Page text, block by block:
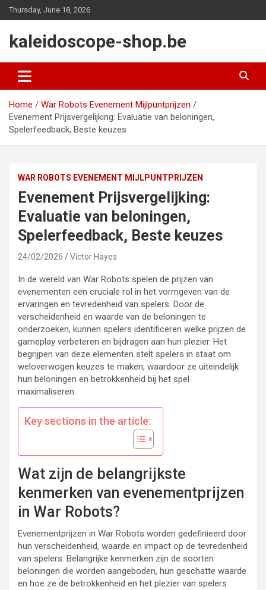
Skip
to
Thursday, June 18, 2026
kaleidoscope-shop.be
Home
War Robots Evenement Mijlpuntprijzen
Evenement Prijsvergelijking: Evaluatie van beloningen,
Spelerfeedback, Beste keuzes
WAR ROBOTS EVENEMENT MIJLPUNTPRIJZEN
Evenement Prijsvergelijking:
Evaluatie van beloningen,
Spelerfeedback, Beste keuzes
24/02/2026 Victor Hayes
In de wereld van War Robots spelen de prijzen van
evenementen een cruciale rol in het vormgeven van de
ervaringen en tevredenheid van spelers. Door de
verscheidenheid en waarde van de beloningen te
onderzoeken, kunnen spelers identificeren welke prijzen de
gameplay verbeteren en bijdragen aan hun plezier. Het
begrijpen van deze elementen stelt spelers in staat om
weloverwogen keuzes te maken, waardoor ze uiteindelijk
hun beloningen en betrokkenheid bij het spel
maximaliseren.
Key sections in the article:
Wat zijn de belangrijkste
kenmerken van evenementprijzen
in War Robots?
Evenementprijzen in War Robots worden gedefinieerd door
hun verscheidenheid, waarde en impact op de tevredenheid
van spelers. Belangrijke kenmerken zijn de soorten
beloningen die worden aangeboden, hun geschatte waarde
en hoe ze de betrokkenheid en het plezier van spelers